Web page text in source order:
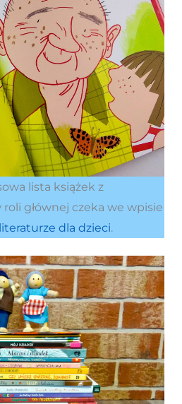
lista książek z
głównej czeka we wpisie
dla dzieci.